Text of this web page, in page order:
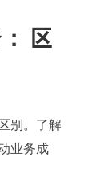
区
别。了解
业务成